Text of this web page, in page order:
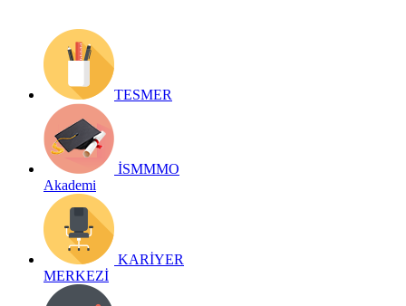
TESMER
İSMMMO
Akademi
KARİYER
MERKEZİ